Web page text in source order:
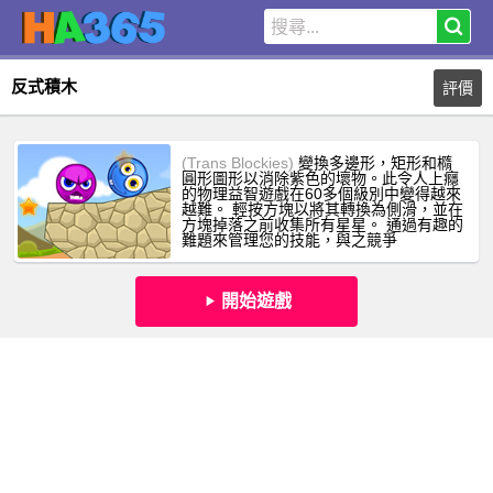
反式積木 評價
(Trans Blockies) 變換多邊形，矩形和橢
圓形圖形以消除紫色的壞物。此令人上癮
的物理益智遊戲在60多個級別中變得越來
越難。 輕按方塊以將其轉換為側滑，並在
方塊掉落之前收集所有星星。 通過有趣的
難題來管理您的技能，與之競爭
開始遊戲